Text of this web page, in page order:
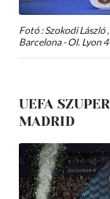
Fotó : Szokodi László
Barcelona - Ol. Lyon
UEFA
MADRID